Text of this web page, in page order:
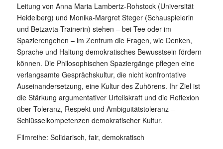
Leitung von Anna Maria Lambertz-Rohstock (Universität
Heidelberg) und Monika-Margret Steger (Schauspielerin
und Betzavta-Trainerin) stehen – bei Tee oder im
Spazierengehen – im Zentrum die Fragen, wie Denken,
Sprache und Haltung demokratisches Bewusstsein fördern
können. Die Philosophischen Spaziergänge pflegen eine
verlangsamte Gesprächskultur, die nicht konfrontative
Auseinandersetzung, eine Kultur des Zuhörens. Ihr Ziel ist
die Stärkung argumentativer Urteilskraft und die Reflexion
über Toleranz, Respekt und Ambiguitätstoleranz –
Schlüsselkompetenzen demokratischer Kultur.
Filmreihe: Solidarisch, fair, demokratisch